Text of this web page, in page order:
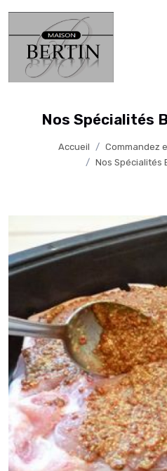
Nos Spécialités
Accueil Commandez
Nos Spécialités